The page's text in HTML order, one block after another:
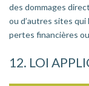
des dommages
ou d’autres sites
pertes financières
12. LOI